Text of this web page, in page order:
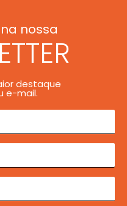
nossa
destaque
e-mail.